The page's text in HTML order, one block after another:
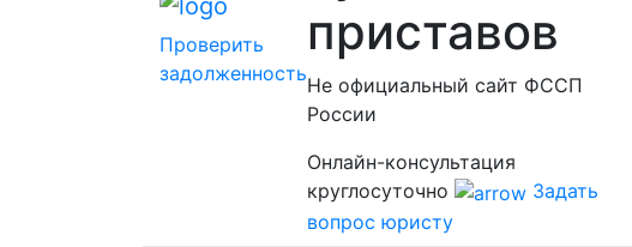
Проверить
задолженность
приставов
Не официальный сайт ФССП
России
Онлайн-консультация
круглосуточно
Задать
вопрос юристу